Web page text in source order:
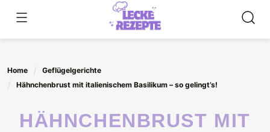
content
Home
Geflügelgerichte
Hähnchenbrust mit italienischem Basilikum – so gelingt’s!
HÄHNCHENBRUST MIT